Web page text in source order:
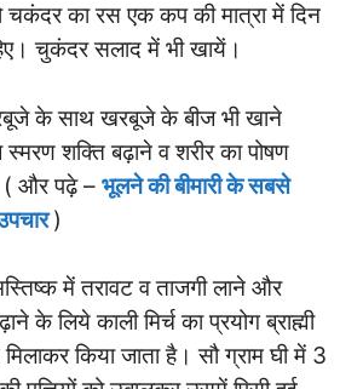
चकंदर का रस एक कप की मात्रा में दिन
चुकंदर सलाद में भी खायें।
के साथ खरबूजे के बीज भी खाने
स्मरण शक्ति बढ़ाने व शरीर का पोषण
( और पढ़े – भूलने की बीमारी के सबसे
)
में तरावट व ताजगी लाने और
के लिये काली मिर्च का प्रयोग ब्राह्मी
किया जाता है। सौ ग्राम घी में 3